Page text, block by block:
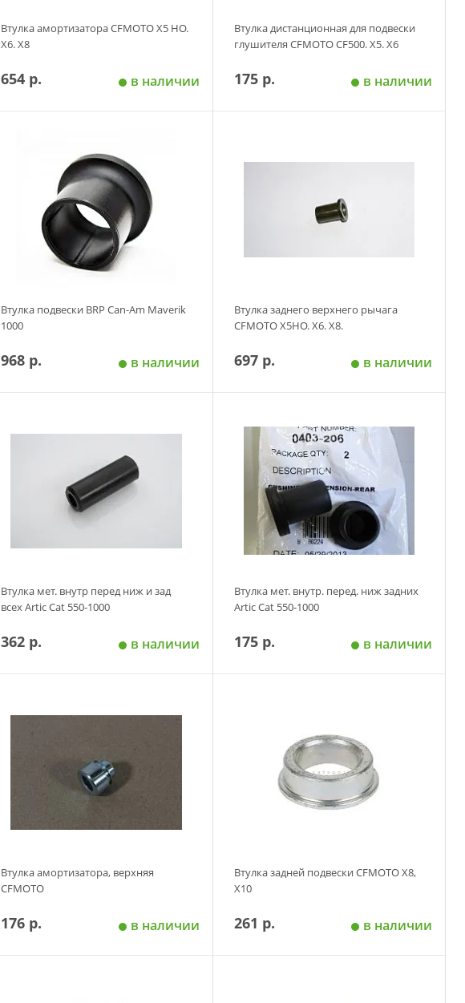
Втулка амортизатора CFMOTO X5 HO.
X6. X8
654 р. в наличии
Втулка дистанционная для подвески
глушителя CFMOTO CF500. X5. X6
175 р. в наличии
Втулка подвески BRP Can-Am Maverik
1000
968 р. в наличии
Втулка заднего верхнего рычага
CFMOTO X5HO. X6. X8.
697 р. в наличии
Втулка мет. внутр перед ниж и зад
всех Artic Cat 550-1000
362 р. в наличии
Втулка мет. внутр. перед. ниж задних
Artic Cat 550-1000
175 р. в наличии
Втулка амортизатора, верхняя
CFMOTO
176 р. в наличии
Втулка задней подвески CFMOTO Х8,
X10
261 р. в наличии